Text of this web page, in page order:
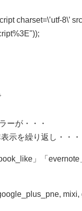
charset=\’utf-8\’
ーが・・・
示を繰り返し・・・
」「